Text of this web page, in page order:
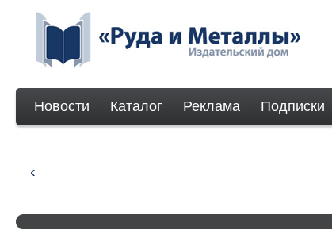
Новости Каталог Реклама Подписки